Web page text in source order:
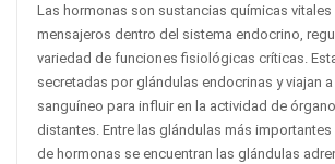
Las hormonas son sustancias químicas
mensajeros dentro del sistema endocrino,
variedad de funciones fisiológicas críticas.
secretadas por glándulas endocrinas y viajan
sanguíneo para influir en la actividad de
distantes. Entre las glándulas más
de hormonas se encuentran las glándulas